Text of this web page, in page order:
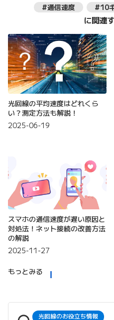
#通信速度
#10
に関連
光回線の平均速度はどれくら
い？測定方法も解説！
2025-06-19
スマホの通信速度が遅い原因と
対処法！ネット接続の改善方法
の解説
2025-11-27
もっとみる
光回線のお役立ち情報